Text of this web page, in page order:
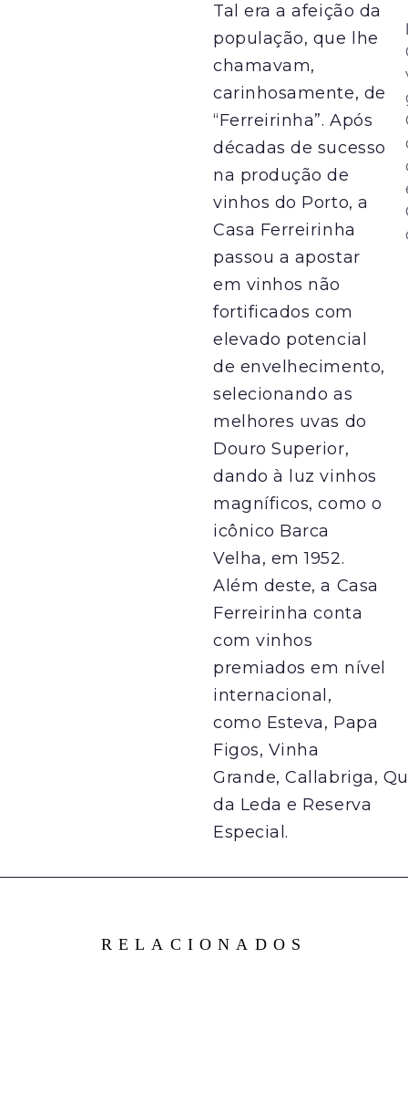
Tal era a afeição da
população, que lhe
chamavam,
carinhosamente, de
“Ferreirinha”. Após
décadas de sucesso
na produção de
vinhos do Porto, a
Casa Ferreirinha
passou a apostar
em vinhos não
fortificados com
elevado potencial
de envelhecimento,
selecionando as
melhores uvas do
Douro Superior,
dando à luz vinhos
magníficos, como o
icônico Barca
Velha, em 1952.
Além deste, a Casa
Ferreirinha conta
com vinhos
premiados em nível
internacional,
como Esteva, Papa
Figos, Vinha
Grande, Callabriga,
da Leda e Reserva
Especial.
RELACIONADOS